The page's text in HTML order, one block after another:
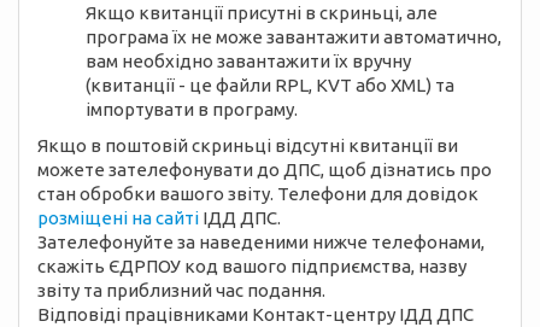
Якщо квитанції присутні в скриньці, але
програма їх не може завантажити автоматично,
вам необхідно завантажити їх вручну
(квитанції - це файли RPL, KVT або XML) та
імпортувати в програму.
Якщо в поштовій скриньці відсутні квитанції ви
можете зателефонувати до ДПС, щоб дізнатись про
стан обробки вашого звіту. Телефони для довідок
розміщені на сайті ІДД ДПС.
Зателефонуйте за наведеними нижче телефонами,
скажіть ЄДРПОУ код вашого підприємства, назву
звіту та приблизний час подання.
Відповіді працівниками Контакт-центру ІДД ДПС